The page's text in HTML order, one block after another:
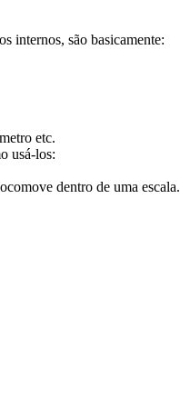
internos, são basicamente:
etc.
usá-los:
dentro de uma escala.